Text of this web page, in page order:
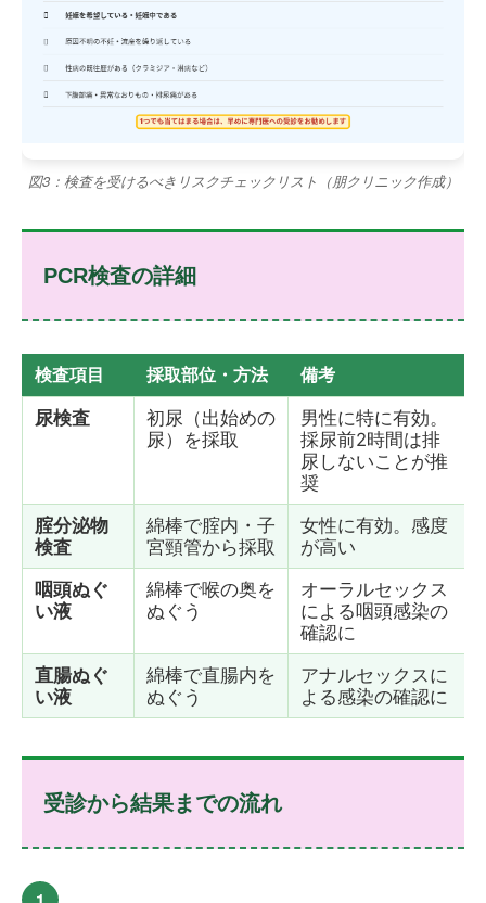
図3：検査を受けるべきリスクチェックリスト（朋クリニック作成）
PCR検査の詳細
検査項目 採取部位・方法
備考
尿検査
初尿（出始めの
尿）を採取
男性に特に有効。
採尿前2時間は排
尿しないことが推
奨
腟分泌物
検査
綿棒で腟内・子
宮頸管から採取
女性に有効。感度
が高い
咽頭ぬぐ
い液
綿棒で喉の奥を
ぬぐう
オーラルセックス
による咽頭感染の
確認に
直腸ぬぐ
い液
綿棒で直腸内を
ぬぐう
アナルセックスに
よる感染の確認に
受診から結果までの流れ